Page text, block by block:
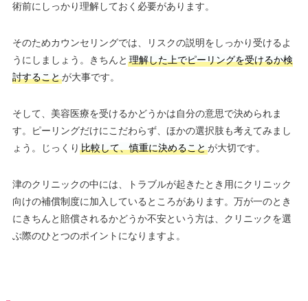
術前にしっかり理解しておく必要があります。
そのためカウンセリングでは、リスクの説明をしっかり受けるよ
うにしましょう。きちんと 理解した上でピーリングを受けるか検
討することが大事です。
そして、美容医療を受けるかどうかは自分の意思で決められま
す。ピーリングだけにこだわらず、ほかの選択肢も考えてみまし
ょう。じっくり 比較して、慎重に決めることが大切です。
津のクリニックの中には、トラブルが起きたとき用にクリニック
向けの補償制度に加入しているところがあります。万が一のとき
にきちんと賠償されるかどうか不安という方は、クリニックを選
ぶ際のひとつのポイントになりますよ。